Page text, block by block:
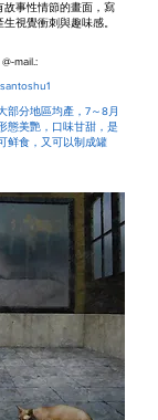
故事性情節的畫面，寫
視覺衝刺與趣味感。
mail.:
santoshu1
部分地區均產，7～8月
態美艷，口味甘甜，是
鲜食，又可以制成罐